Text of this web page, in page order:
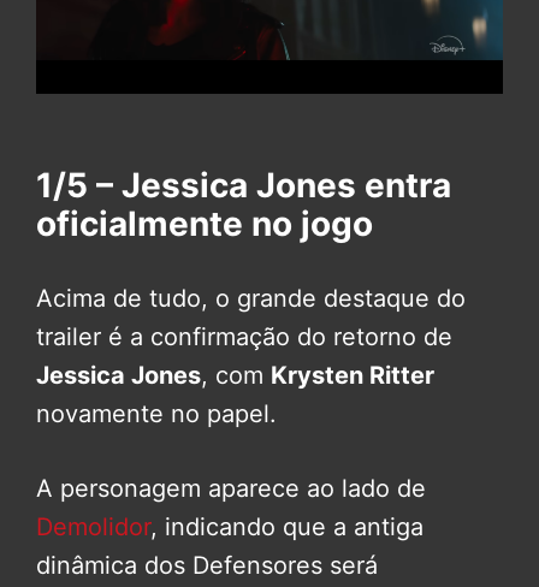
1/5 – Jessica Jones entra
oficialmente no jogo
Acima de tudo, o grande destaque do
trailer é a confirmação do retorno de
Jessica Jones, com Krysten Ritter
novamente no papel.
A personagem aparece ao lado de
Demolidor, indicando que a antiga
dinâmica dos Defensores será